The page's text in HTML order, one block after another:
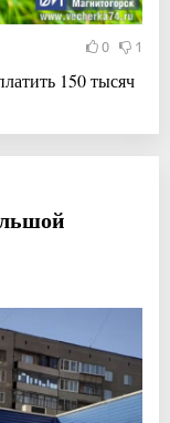
0 1
150 тысяч